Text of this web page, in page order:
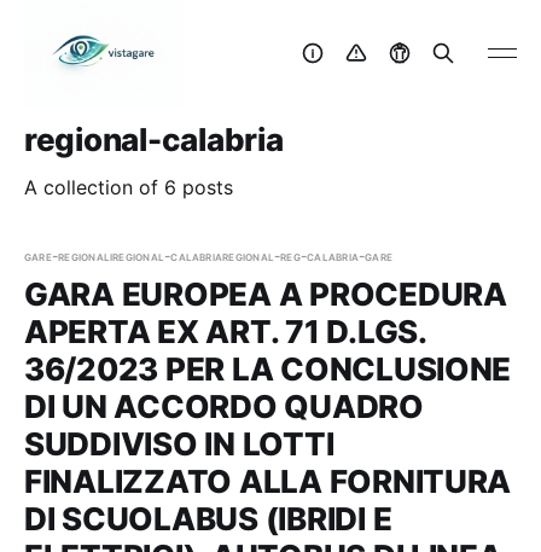
regional-calabria
A collection of 6 posts
gare-regionaliregional-calabriaregional-reg-calabria-gare
GARA EUROPEA A PROCEDURA
APERTA EX ART. 71 D.LGS.
36/2023 PER LA CONCLUSIONE
DI UN ACCORDO QUADRO
SUDDIVISO IN LOTTI
FINALIZZATO ALLA FORNITURA
DI SCUOLABUS (IBRIDI E